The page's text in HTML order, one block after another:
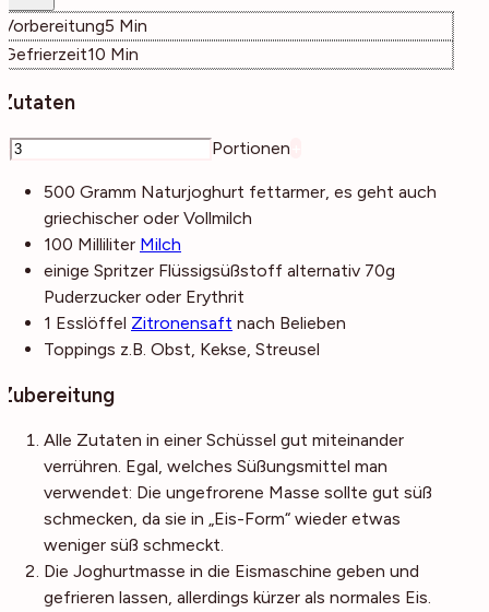
Vorbereitung5 Minuten
Min
Gefrierzeit10 Minuten
Min
Zutaten
Portionen
500 Gramm Naturjoghurt fettarmer, es geht auch
griechischer oder Vollmilch
100 Milliliter Milch
einige Spritzer Flüssigsüßstoff alternativ 70g
Puderzucker oder Erythrit
1 Esslöffel Zitronensaft nach Belieben
Toppings z.B. Obst, Kekse, Streusel
Zubereitung
Alle Zutaten in einer Schüssel gut miteinander
verrühren. Egal, welches Süßungsmittel man
verwendet: Die ungefrorene Masse sollte gut süß
schmecken, da sie in „Eis-Form“ wieder etwas
weniger süß schmeckt.
Die Joghurtmasse in die Eismaschine geben und
gefrieren lassen, allerdings kürzer als normales Eis.